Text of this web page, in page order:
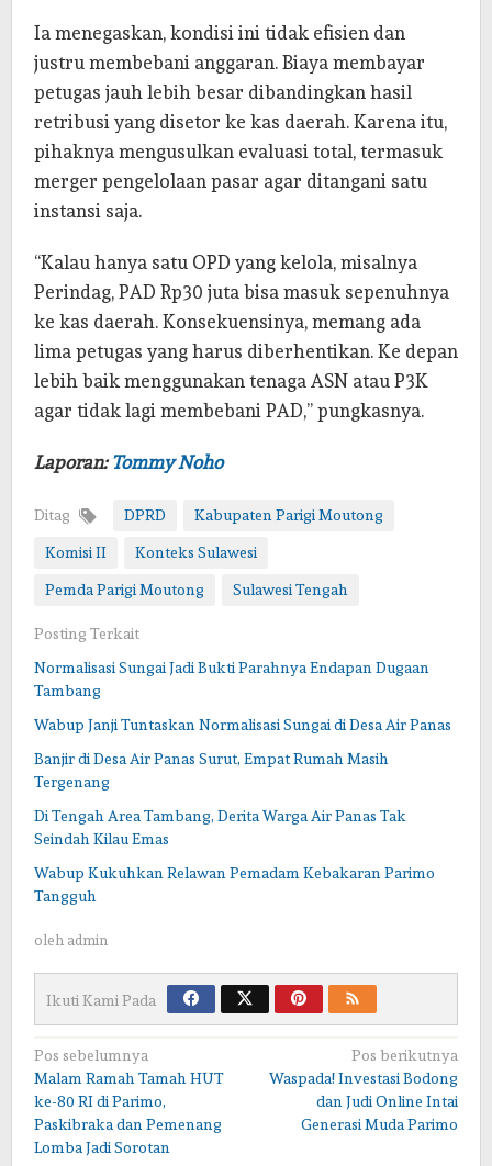
Ia menegaskan, kondisi ini tidak efisien dan
justru membebani anggaran. Biaya membayar
petugas jauh lebih besar dibandingkan hasil
retribusi yang disetor ke kas daerah. Karena itu,
pihaknya mengusulkan evaluasi total, termasuk
merger pengelolaan pasar agar ditangani satu
instansi saja.
“Kalau hanya satu OPD yang kelola, misalnya
Perindag, PAD Rp30 juta bisa masuk sepenuhnya
ke kas daerah. Konsekuensinya, memang ada
lima petugas yang harus diberhentikan. Ke depan
lebih baik menggunakan tenaga ASN atau P3K
agar tidak lagi membebani PAD,” pungkasnya.
Laporan:Tommy Noho
Ditag DPRD Kabupaten Parigi Moutong
Komisi II Konteks Sulawesi
Pemda Parigi Moutong Sulawesi Tengah
Posting Terkait
Normalisasi Sungai Jadi Bukti Parahnya Endapan Dugaan
Tambang
Wabup Janji Tuntaskan Normalisasi Sungai di Desa Air Panas
Banjir di Desa Air Panas Surut, Empat Rumah Masih
Tergenang
Di Tengah Area Tambang, Derita Warga Air Panas Tak
Seindah Kilau Emas
Wabup Kukuhkan Relawan Pemadam Kebakaran Parimo
Tangguh
oleh admin
Ikuti Kami Pada
Navigasi
pos
Pos sebelumnya
Malam Ramah Tamah HUT
ke-80 RI di Parimo,
Paskibraka dan Pemenang
Lomba Jadi Sorotan
Pos berikutnya
Waspada! Investasi Bodong
dan Judi Online Intai
Generasi Muda Parimo